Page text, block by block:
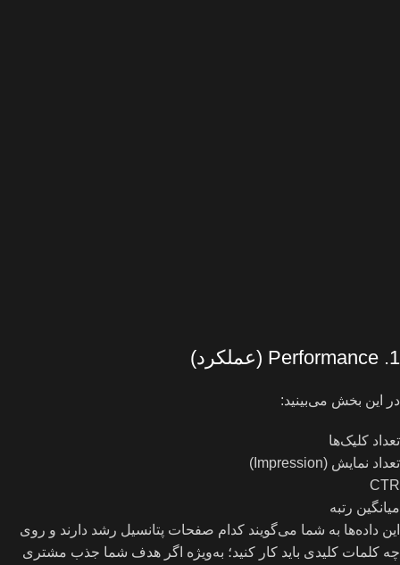
1. Performance (عملکرد)
در این بخش می‌بینید:
تعداد کلیک‌ها
تعداد نمایش (Impression)
CTR
میانگین رتبه
این داده‌ها به شما می‌گویند کدام صفحات پتانسیل رشد دارند و روی
چه کلمات کلیدی باید کار کنید؛ به‌ویژه اگر هدف شما جذب مشتری